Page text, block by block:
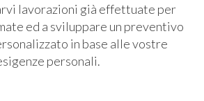
lavorazioni già effettuate per
ed a sviluppare un preventivo
in base alle vostre
personali.